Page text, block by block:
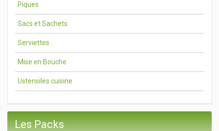
Piques
Sacs et Sachets
Serviettes
Mise en Bouche
Ustensiles cuisine
Les Packs